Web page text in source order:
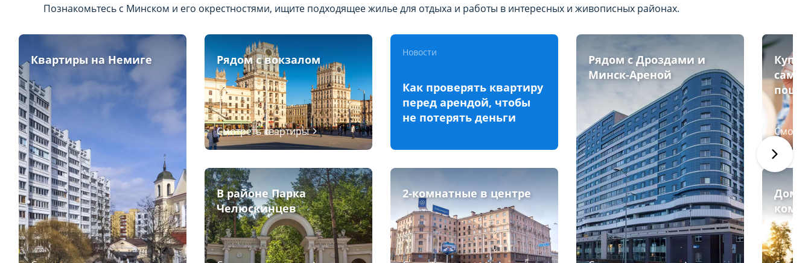
Познакомьтесь с Минском и его окрестностями, ищите подходящее жилье для отдыха и работы в интересных и живописных районах.
Квартиры на Немиге Рядом с вокзалом
Смотреть квартиры
В районе Парка
Челюскинцев
Новости
Как проверять квартиру
перед арендой, чтобы
не потерять деньги
2-комнатные в центре
Рядом с Дроздами и
Минск-Ареной
Дома